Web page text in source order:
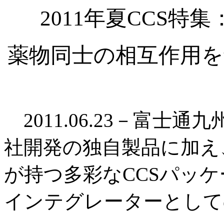
2011年夏CCS特
薬物同士の相互作用
2011.06.23－富士通九
社開発の独自製品に加
が持つ多彩なCCSパッ
インテグレーターとし